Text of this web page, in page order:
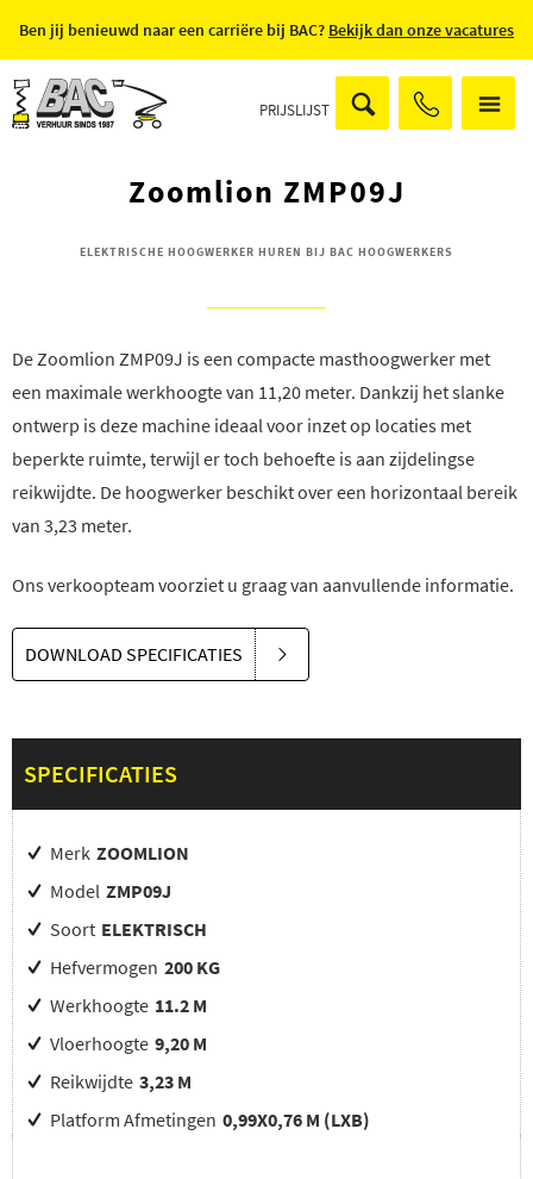
Ben jij benieuwd naar een carriëre bij BAC? Bekijk dan onze vacatures
PRIJSLIJST
Zoomlion ZMP09J
ELEKTRISCHE HOOGWERKER HUREN BIJ BAC HOOGWERKERS
De Zoomlion ZMP09J is een compacte masthoogwerker met
een maximale werkhoogte van 11,20 meter. Dankzij het slanke
ontwerp is deze machine ideaal voor inzet op locaties met
beperkte ruimte, terwijl er toch behoefte is aan zijdelingse
reikwijdte. De hoogwerker beschikt over een horizontaal bereik
van 3,23 meter.
Ons verkoopteam voorziet u graag van aanvullende informatie.
DOWNLOAD SPECIFICATIES
SPECIFICATIES
Merk ZOOMLION
Model ZMP09J
Soort ELEKTRISCH
Hefvermogen 200 KG
Werkhoogte 11.2 M
Vloerhoogte 9,20 M
Reikwijdte 3,23 M
Platform Afmetingen 0,99X0,76 M (LXB)